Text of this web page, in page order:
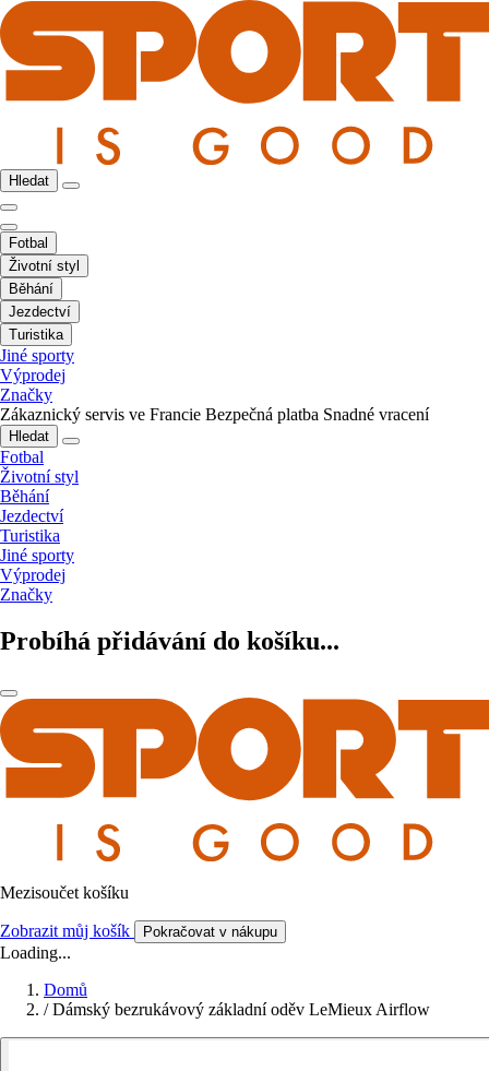
Hledat
Fotbal
Životní styl
Běhání
Jezdectví
Turistika
Jiné sporty
Výprodej
Značky
Zákaznický servis ve Francie Bezpečná platba Snadné vracení
Hledat
Fotbal
Životní styl
Běhání
Jezdectví
Turistika
Jiné sporty
Výprodej
Značky
Probíhá přidávání do košíku...
Mezisoučet košíku
Zobrazit můj košík Pokračovat v nákupu
Loading...
Domů
/ Dámský bezrukávový základní oděv LeMieux Airflow